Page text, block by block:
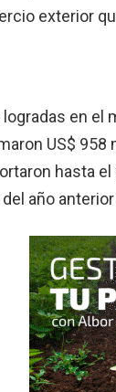
exterior
en el
US$ 958
hasta
año